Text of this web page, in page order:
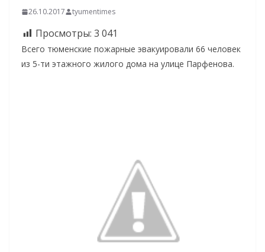
26.10.2017 tyumentimes
Просмотры: 3 041
Всего тюменские пожарные эвакуировали 66 человек
из 5-ти этажного жилого дома на улице Парфенова.